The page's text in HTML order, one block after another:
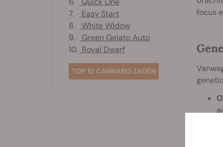
focus
7.
Easy Start
8.
White Widow
9.
Green Gelato Auto
10. Royal Dwarf
TOP 10 CANNABIS ZADEN